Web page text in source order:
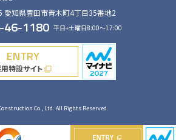
愛知県豊田市青木町4丁目35番地2
46-1180 平日+土曜日8:00～17:00
ENTRY
特設サイトfilter_none
Co., Ltd. All Rights Reserved.